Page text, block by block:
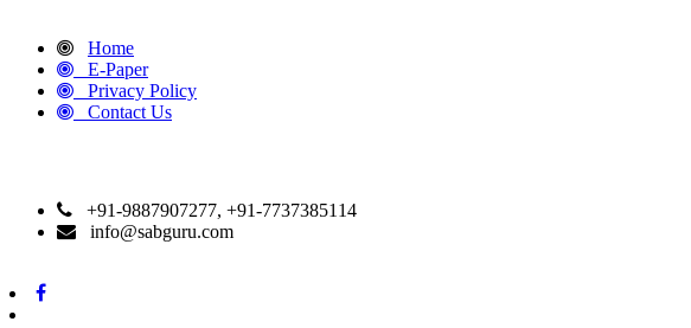
Home
E-Paper
Privacy Policy
Contact Us
+91-9887907277, +91-7737385114
info@sabguru.com